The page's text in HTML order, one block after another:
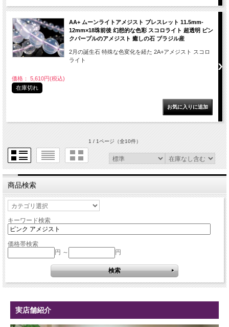
AA+ ムーンライトアメジスト ブレスレット 11.5mm-
12mm×18珠前後 幻想的な色彩 スコロライト 超透明 ピン
クパープルのアメジスト 癒しの石 ブラジル産
2月の誕生石 特殊な色変化を経た 2A+アメジスト スコロ
ライト
価格： 5,610円(税込)
在庫切れ
1 / 1ページ（全10件）
商品検索
キーワード検索
価格帯検索
円 ～
円
実店舗紹介